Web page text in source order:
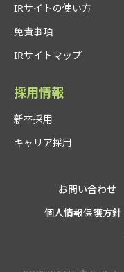
IRサイトの使い方
免責事項
IRサイトマップ
採用情報
新卒採用
キャリア採用
お問い合わせ
個人情報保護方針